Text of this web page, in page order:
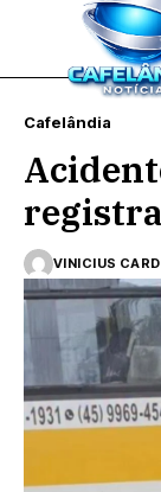
Cafelândia
VINICIUS